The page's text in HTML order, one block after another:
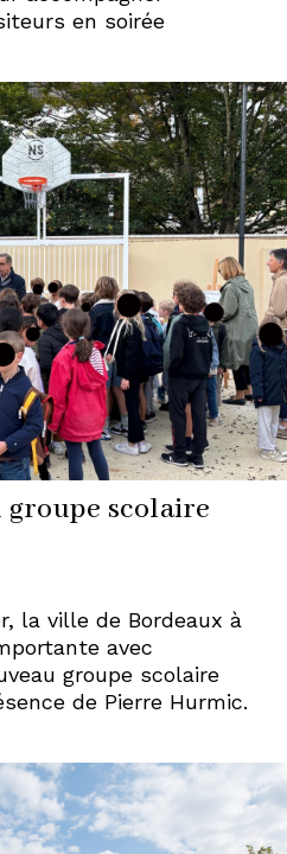
en soirée
scolaire
la ville de Bordeaux à
avec
groupe scolaire
de Pierre Hurmic.